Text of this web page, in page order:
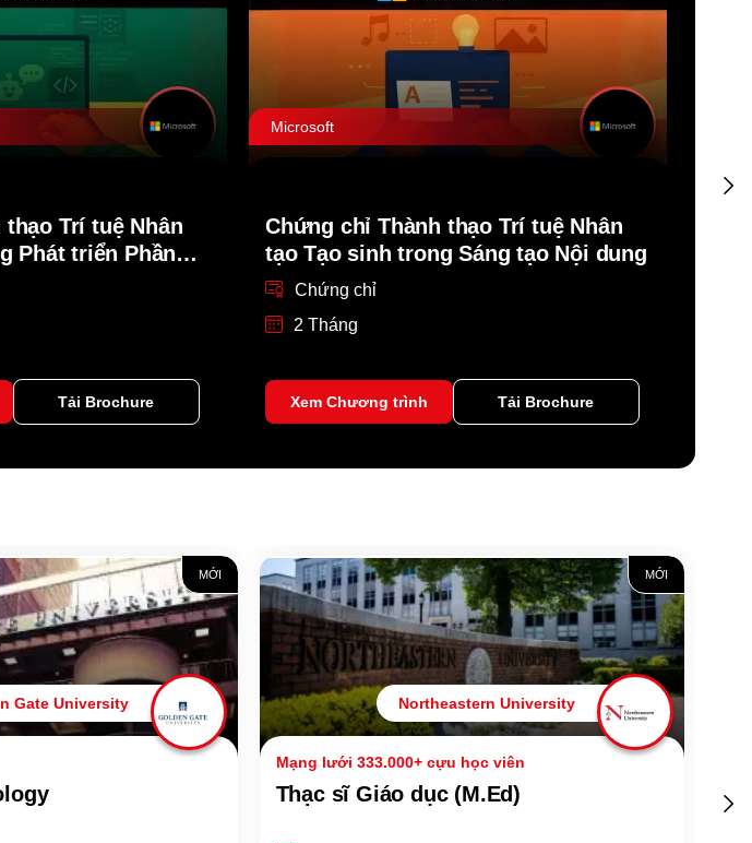
Trí tuệ Nhân
Phát triển Phần
Tải Brochure
Microsoft
Chứng chỉ Thành thạo Trí tuệ Nhân
tạo Tạo sinh trong Sáng tạo Nội dung
Chứng chỉ
2 Tháng
Tải Brochure
Xem Chương trình
MỚI
Gate University
MỚI
Northeastern University
Mạng lưới 333.000+ cựu học viên
Thạc sĩ Giáo dục (M.Ed)